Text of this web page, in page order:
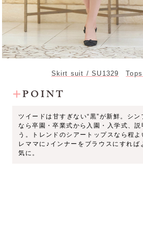
Skirt suit / SU1329
POINT
ツイードは甘すぎない“黒”が新鮮。シ
なら卒園・卒業式から入園・入学式、
う。トレンドのシアートップスなら程よ
レママに♪インナーをブラウスにすれば
気に。